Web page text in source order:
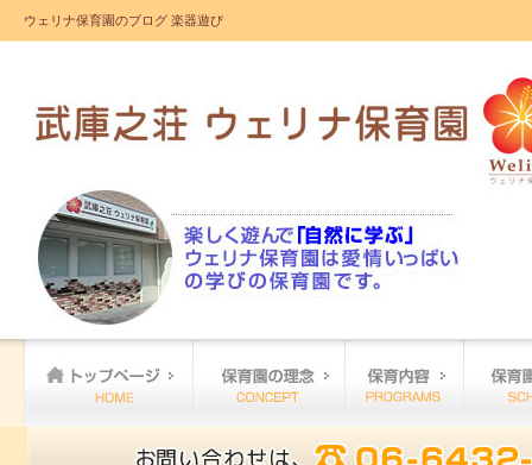
ウェリナ保育園のブログ 楽器遊び